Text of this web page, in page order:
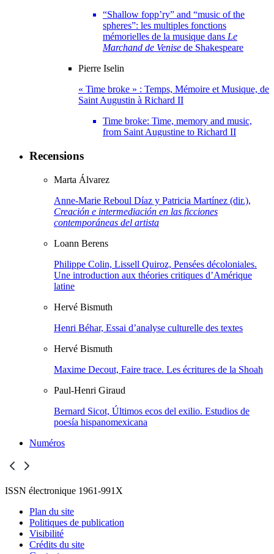
“Shallow fopp’ry” and “music of the
spheres”: les multiples fonctions
mémorielles de la musique dans Le
Marchand de Venise de Shakespeare
Pierre Iselin
« Time broke » : Temps, Mémoire et Musique, de
Saint Augustin à Richard II
Time broke: Time, memory and music,
from Saint Augustine to Richard II
Recensions
Marta Álvarez
Anne-Marie Reboul Díaz y Patricia Martínez (dir.),
Creación e intermediación en las ficciones
contemporáneas del artista
Loann Berens
Philippe Colin, Lissell Quiroz, Pensées décoloniales.
Une introduction aux théories critiques d’Amérique
latine
Hervé Bismuth
Henri Béhar, Essai d’analyse culturelle des textes
Hervé Bismuth
Maxime Decout, Faire trace. Les écritures de la Shoah
Paul-Henri Giraud
Bernard Sicot, Últimos ecos del exilio. Estudios de
poesía hispanomexicana
Numéros
ISSN électronique 1961-991X
Plan du site
Politiques de publication
Visibilité
Crédits du site